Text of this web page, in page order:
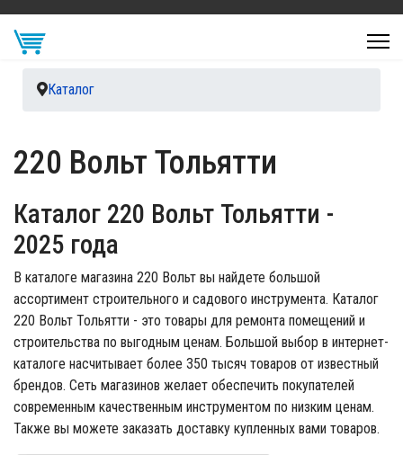
Каталог
220 Вольт Тольятти
Каталог 220 Вольт Тольятти -
2025 года
В каталоге магазина 220 Вольт вы найдете большой
ассортимент строительного и садового инструмента. Каталог
220 Вольт Тольятти - это товары для ремонта помещений и
строительства по выгодным ценам. Большой выбор в интернет-
каталоге насчитывает более 350 тысяч товаров от известный
брендов. Сеть магазинов желает обеспечить покупателей
современным качественным инструментом по низким ценам.
Также вы можете заказать доставку купленных вами товаров.